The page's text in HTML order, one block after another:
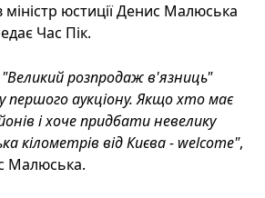
юстиції Денис Малюська
Час Пік.
розпродаж в'язниць"
першого аукціону. Якщо хто має
і хоче придбати невелику
кілометрів від Києва - welcome",
Малюська.